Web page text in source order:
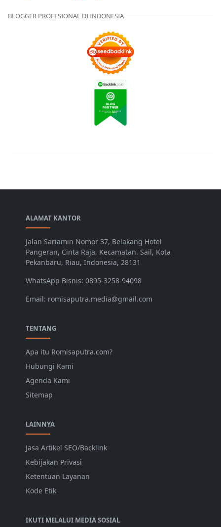
BLOGGER PROFESIONAL DI INDONESIA
ALAMAT KANTOR
Jalan Sariamin Nomor 37, Belakang Hotel
Pangeran, Cinta Raja, Kecamatan. Sail, Kota
Pekanbaru, Riau, Indonesia, 28131
WhatsApp Bisnis: 0895-3258-94098
Email: romisaputra.media@gmail.com
TENTANG
Apa itu Romisaputra.com?
Hubungi Kami
Agenda Kami
Sitemap
LAINNYA
Jasa Artikel SEO/Backlink
Kebijakan Privasi
Ketentuan Layanan
Kode Etik
IKUTI MELALUI MEDIA SOSIAL